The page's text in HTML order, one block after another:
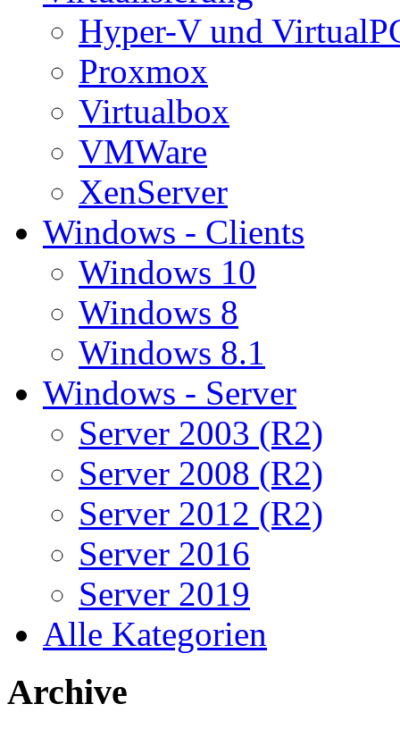
Hyper-V und
Proxmox
Virtualbox
VMWare
XenServer
Windows - Clients
Windows 10
Windows 8
Windows 8.1
Windows - Server
Server 2003 (R2)
Server 2008 (R2)
Server 2012 (R2)
Server 2016
Server 2019
Alle Kategorien
Archive